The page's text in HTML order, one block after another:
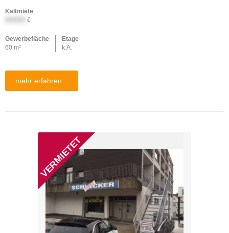
Kaltmiete
€
Gewerbefläche
60 m²
Etage
k.A.
mehr erfahren...